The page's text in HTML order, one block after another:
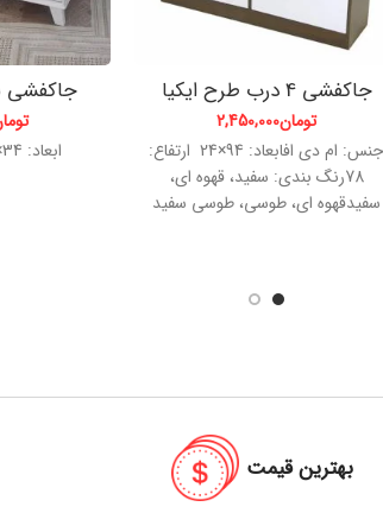
جاکفشی 4 درب طرح ایکیا
تومان2,450,000
جنس: ام دی افابعاد: 94×24 ارتفاع:
78رنگ بندی: سفید، قهوه ای،
سفیدقهوه ای، طوسی، طوسی سفید
جاکفشی
ابعاد: 34×100 ارتفاع: 57
بهترین قیمت